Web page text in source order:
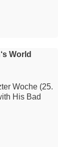
World
Woche (25.
His Bad